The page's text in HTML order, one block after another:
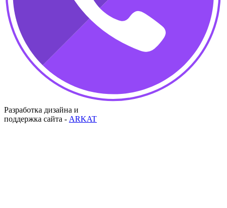
Разработка дизайна и
поддержка сайта - ARKAT